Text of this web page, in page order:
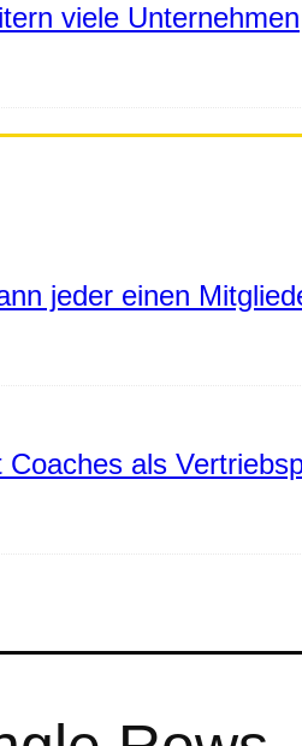
viele Unternehmen
jeder einen
als